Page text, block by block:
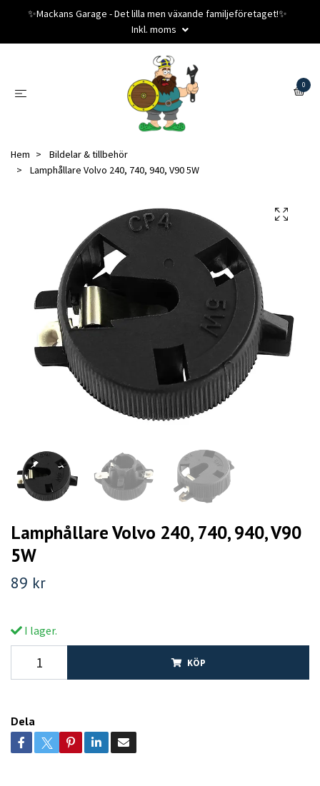
✨️Mackans Garage - Det lilla men växande familjeföretaget!✨️
Inkl. moms
0
Hem
Bildelar & tillbehör
Lamphållare Volvo 240, 740, 940, V90 5W
Lamphållare Volvo 240, 740, 940, V90
5W
89 kr
I lager.
KÖP
Dela